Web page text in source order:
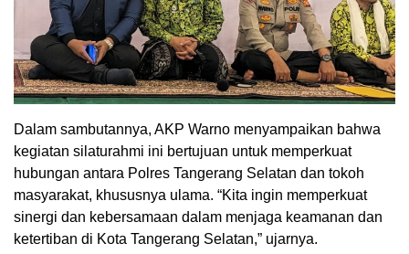
Dalam sambutannya, AKP Warno menyampaikan bahwa
kegiatan silaturahmi ini bertujuan untuk memperkuat
hubungan antara Polres Tangerang Selatan dan tokoh
masyarakat, khususnya ulama. “Kita ingin memperkuat
sinergi dan kebersamaan dalam menjaga keamanan dan
ketertiban di Kota Tangerang Selatan,” ujarnya.